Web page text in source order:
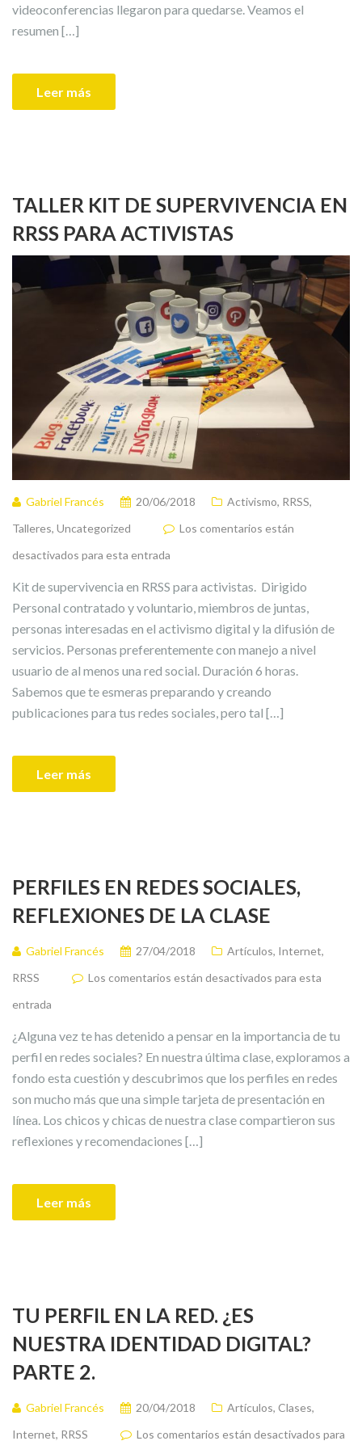
videoconferencias llegaron para quedarse. Veamos el
resumen […]
Leer más
TALLER KIT DE SUPERVIVENCIA EN
RRSS PARA ACTIVISTAS
Gabriel Francés 20/06/2018 Activismo, RRSS,
Talleres, Uncategorized
Los comentarios están
desactivados para esta entrada
Kit de supervivencia en RRSS para activistas. Dirigido
Personal contratado y voluntario, miembros de juntas,
personas interesadas en el activismo digital y la difusión de
servicios. Personas preferentemente con manejo a nivel
usuario de al menos una red social. Duración 6 horas.
Sabemos que te esmeras preparando y creando
publicaciones para tus redes sociales, pero tal […]
Leer más
PERFILES EN REDES SOCIALES,
REFLEXIONES DE LA CLASE
Gabriel Francés 27/04/2018 Artículos, Internet,
RRSS
Los comentarios están desactivados para esta
entrada
¿Alguna vez te has detenido a pensar en la importancia de tu
perfil en redes sociales? En nuestra última clase, exploramos a
fondo esta cuestión y descubrimos que los perfiles en redes
son mucho más que una simple tarjeta de presentación en
línea. Los chicos y chicas de nuestra clase compartieron sus
reflexiones y recomendaciones […]
Leer más
TU PERFIL EN LA RED. ¿ES
NUESTRA IDENTIDAD DIGITAL?
PARTE 2.
Gabriel Francés 20/04/2018 Artículos, Clases,
Internet, RRSS Los comentarios están desactivados para